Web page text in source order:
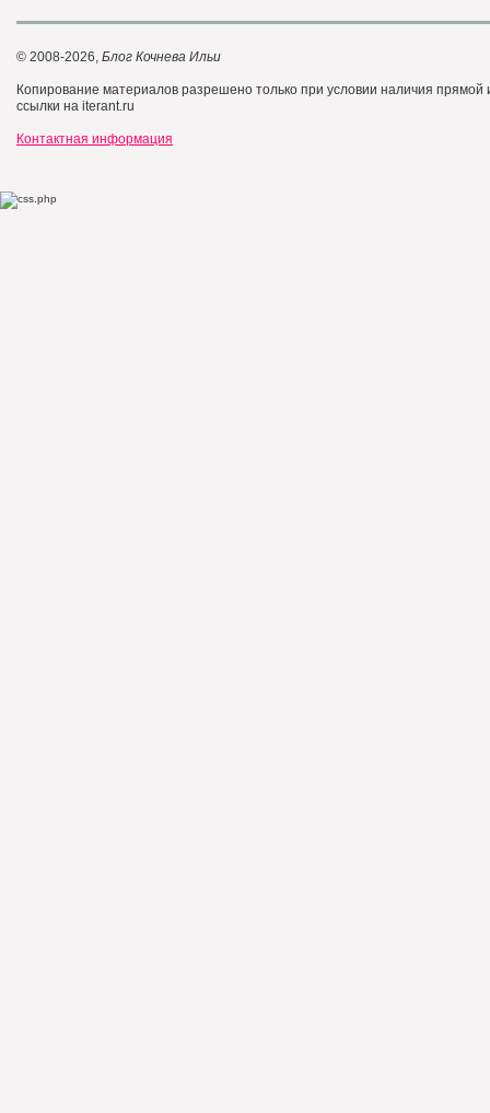
© 2008-2026, Блог Кочнева Ильи
Копирование материалов разрешено только при условии наличия прямой
ссылки на iterant.ru
Контактная информация